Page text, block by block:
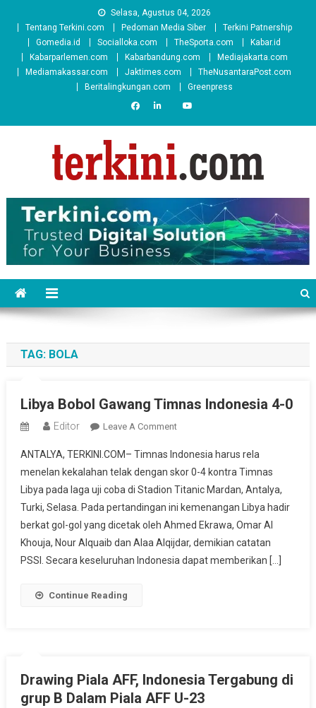
Selasa, Agustus 04, 2026
Tentang Terkini.com
Pedoman Media Siber
Terkini Patnership
Gomedia.id
Socialloka.com TheSporta.com
Kabar.id
Kabarparlemen.com
Kabarbandung.com
Mediajakarta.com
Mediamakassar.com
Jaktimes.com
TheNusantaraPost.com
Beritalingkungan.com
Greenpress
TAG: BOLA
Libya Bobol Gawang Timnas Indonesia 4-0
Editor Leave A CommentOn
Bobol
Gawang
Timnas
Indonesia
4-
0
ANTALYA, TERKINI.COM– Timnas Indonesia harus rela
menelan kekalahan telak dengan skor 0-4 kontra Timnas
Libya pada laga uji coba di Stadion Titanic Mardan, Antalya,
Turki, Selasa. Pada pertandingan ini kemenangan Libya hadir
berkat gol-gol yang dicetak oleh Ahmed Ekrawa, Omar Al
Khouja, Nour Alquaib dan Alaa Alqijdar, demikian catatan
PSSI. Secara keseluruhan Indonesia dapat memberikan […]
Continue Reading
Drawing Piala AFF, Indonesia Tergabung di
grup B Dalam Piala AFF U-23